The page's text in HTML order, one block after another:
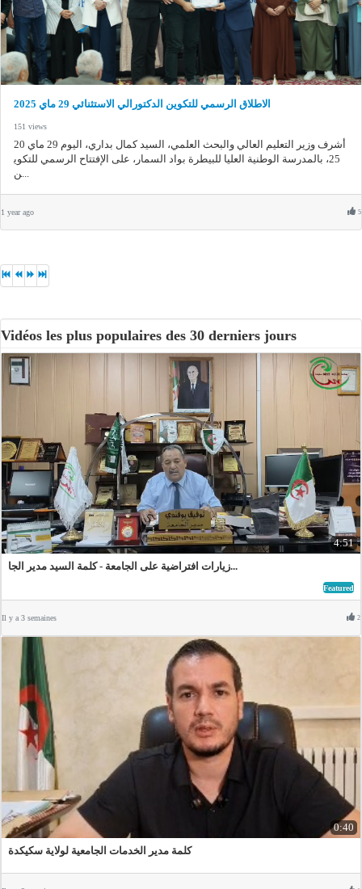
الاطلاق الرسمي للتكوين الدكتورالي الاستثنائي 29 ماي 2025
151 views
أشرف وزير التعليم العالي والبحث العلمي، السيد كمال بداري، اليوم 29 ماي 20
25، بالمدرسة الوطنية العليا للبيطرة بواد السمار، على الإفتتاح الرسمي للتكوي
1 year ago 5
Vidéos les plus populaires des 30 derniers jours
4:51
زيارات افتراضية على الجامعة - كلمة السيد مدير الجا...
Featured
Il y a 3 semaines 2
0:40
كلمة مدير الخدمات الجامعية لولاية سكيكدة